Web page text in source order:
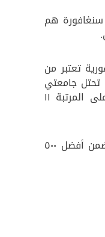
سنغافورة هم
تعتبر من
تحتل جامعتي
سنغافورية الوطنية وNTU على المرتبة ١١
– جامعة سنغافورة للإدارة ضمن أفضل ٥٠٠